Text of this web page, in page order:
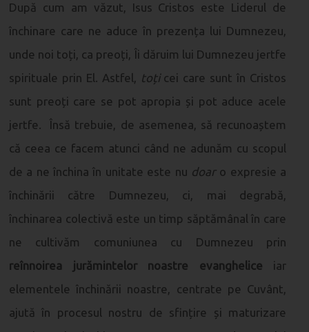
După cum am văzut, Isus Cristos este Liderul de
închinare care ne aduce în prezența lui Dumnezeu,
unde noi toți, ca preoți, Îi dăruim lui Dumnezeu jertfe
spirituale prin El. Astfel, toți cei care sunt în Cristos
sunt preoți care se pot apropia și pot aduce acele
jertfe. Însă trebuie, de asemenea, să recunoaștem
că ceea ce facem atunci când ne adunăm cu scopul
de a ne închina în unitate este nu doaro expresie a
închinării către Dumnezeu, ci, mai degrabă,
închinarea colectivă este un timp săptămânal în care
ne cultivăm comuniunea cu Dumnezeu prin
reînnoirea jurămintelor noastre evanghelice iar
elementele închinării noastre, centrate pe Cuvânt,
ajută în procesul nostru de sfințire și maturizare